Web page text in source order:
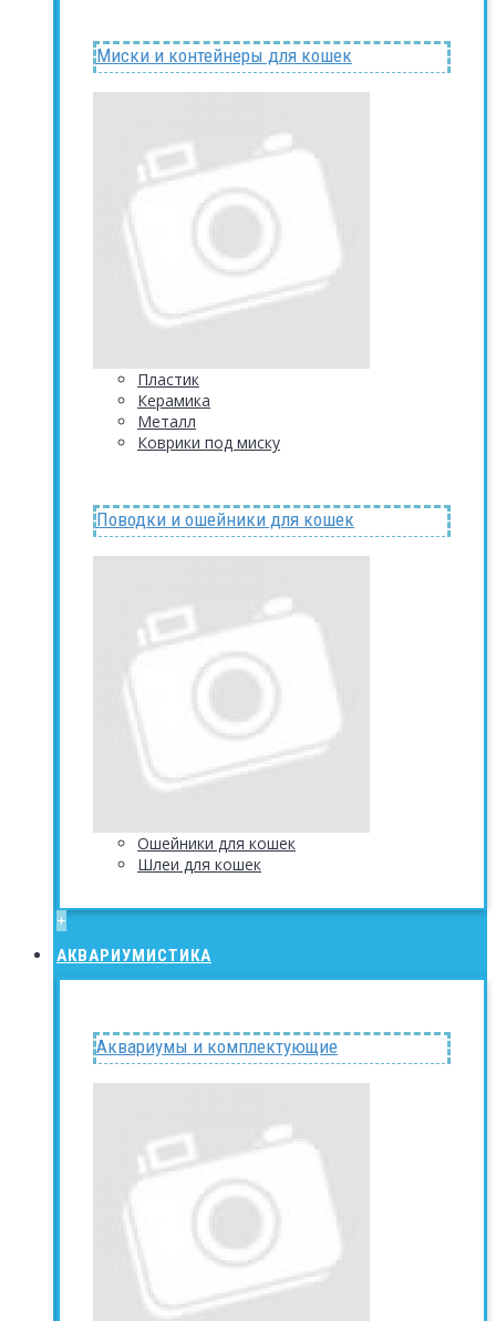
Миски и контейнеры для кошек
Пластик
Керамика
Металл
Коврики под миску
Поводки и ошейники для кошек
Ошейники для кошек
Шлеи для кошек
+
АКВАРИУМИСТИКА
Аквариумы и комплектующие